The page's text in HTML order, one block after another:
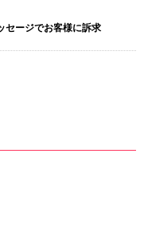
セージでお客様に訴求